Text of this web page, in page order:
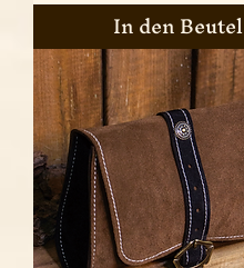
In den Beutel